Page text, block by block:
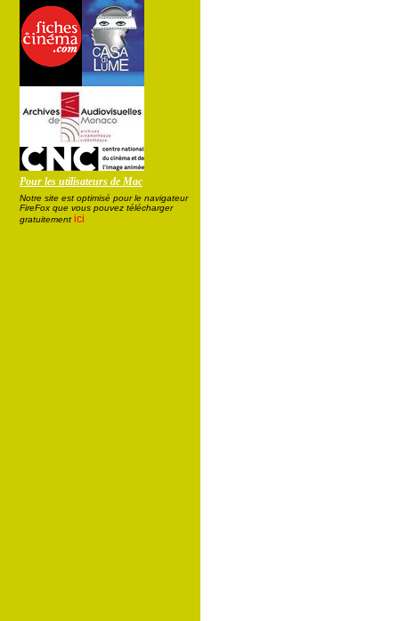
Pour les utilisateurs de Mac
Notre site est optimisé pour le navigateur
FireFox que vous pouvez télécharger
gratuitement ici